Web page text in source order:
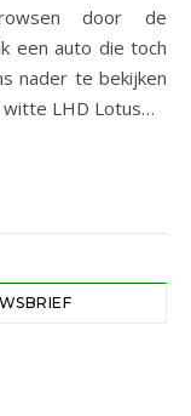
een auto die toch
nader te bekijken
witte LHD Lotus…